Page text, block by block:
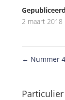
2 maart 2018
← Nummer 4
Particulier